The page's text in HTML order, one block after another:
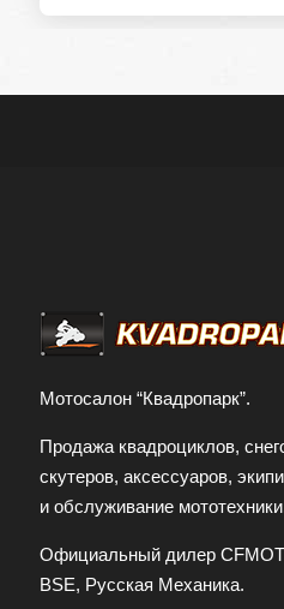
Мотосалон “Квадропарк”.
Продажа квадроциклов,
скутеров, аксессуаров,
и обслуживание
Официальный дилер
BSE, Русская Механика.